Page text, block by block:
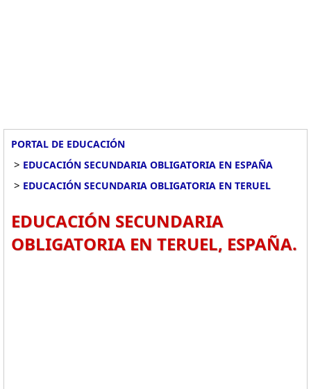
PORTAL DE EDUCACIÓN
> EDUCACIÓN SECUNDARIA OBLIGATORIA EN ESPAÑA
> EDUCACIÓN SECUNDARIA OBLIGATORIA EN TERUEL
EDUCACIÓN SECUNDARIA
OBLIGATORIA EN TERUEL, ESPAÑA.